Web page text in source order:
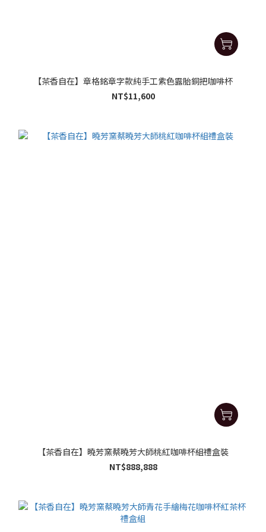
【茶香自在】章格銘章字款純手工紫色露胎銅把咖啡杯
NT$11,600
【茶香自在】曉芳窯蔡曉芳大師桃紅咖啡杯組禮盒裝
NT$888,888